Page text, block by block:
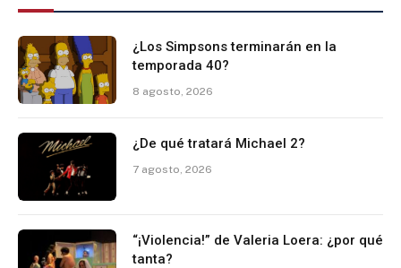
¿Los Simpsons terminarán en la
temporada 40?
8 agosto, 2026
¿De qué tratará Michael 2?
7 agosto, 2026
“¡Violencia!” de Valeria Loera: ¿por qué
tanta?